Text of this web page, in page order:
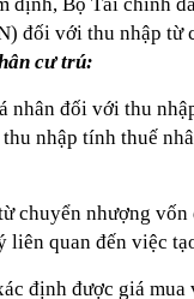
đối với thu nhập
cư trú:
nhân đối với thu
nhập tính thuế
chuyển nhượng
liên quan đến việc
định được giá